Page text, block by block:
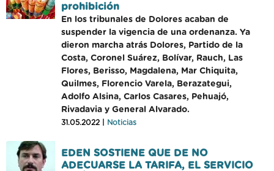
prohibición
En los tribunales de Dolores acaban de
suspender la vigencia de una ordenanza. Ya
dieron marcha atrás Dolores, Partido de la
Costa, Coronel Suárez, Bolívar, Rauch, Las
Flores, Berisso, Magdalena, Mar Chiquita,
Quilmes, Florencio Varela, Berazategui,
Adolfo Alsina, Carlos Casares, Pehuajó,
Rivadavia y General Alvarado.
31.05.2022 | Noticias
EDEN SOSTIENE QUE DE NO
ADECUARSE LA TARIFA, EL SERVICIO